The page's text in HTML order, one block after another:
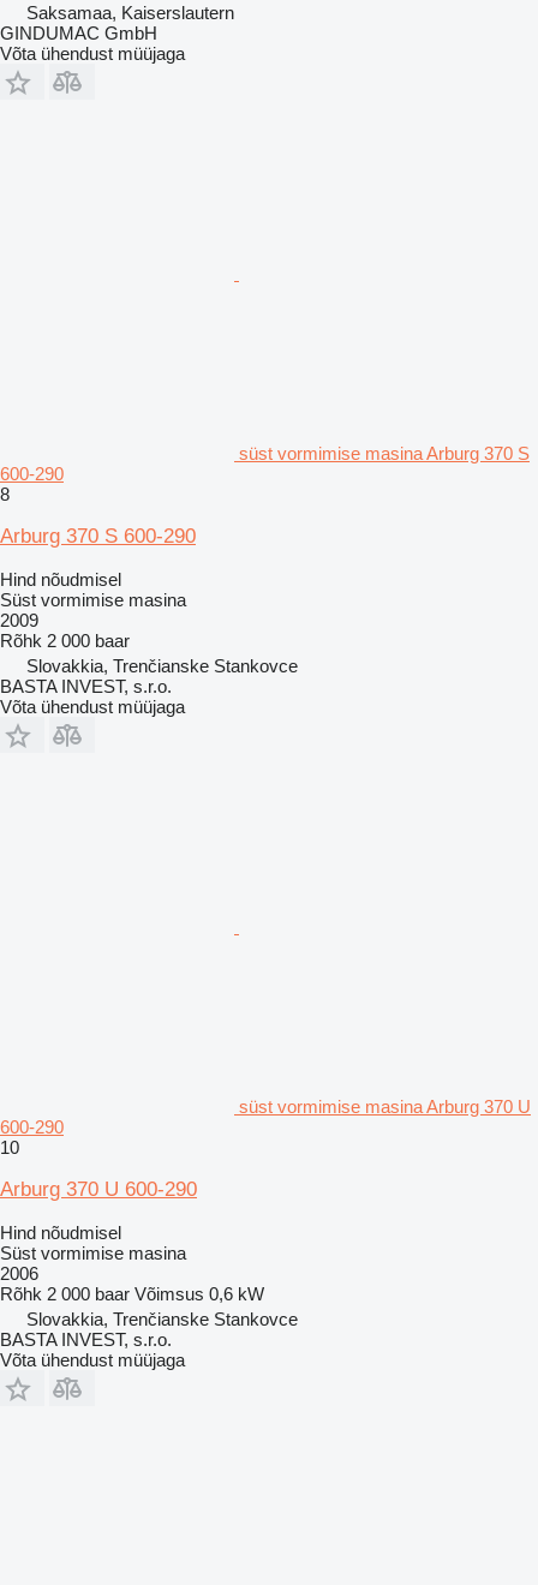
Saksamaa, Kaiserslautern
GINDUMAC GmbH
Võta ühendust müüjaga
süst vormimise masina Arburg 370 S
600-290
8
Arburg 370 S 600-290
Hind nõudmisel
Süst vormimise masina
2009
Rõhk 2 000 baar
Slovakkia, Trenčianske Stankovce
BASTA INVEST, s.r.o.
Võta ühendust müüjaga
süst vormimise masina Arburg 370 U
600-290
10
Arburg 370 U 600-290
Hind nõudmisel
Süst vormimise masina
2006
Rõhk 2 000 baar Võimsus 0,6 kW
Slovakkia, Trenčianske Stankovce
BASTA INVEST, s.r.o.
Võta ühendust müüjaga